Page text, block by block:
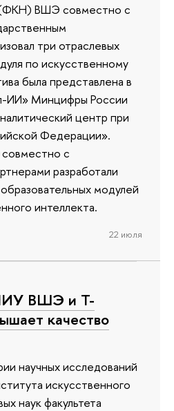
(ФКН) ВШЭ совместно с
три отраслевых
по искусственному
была представлена в
ИИ» Минцифры России
центр при
Федерации».
с
разработали
модулей
интеллекта.
22 июля
ВШЭ и Т-
качество
научных исследований
искусственного
наук факультета